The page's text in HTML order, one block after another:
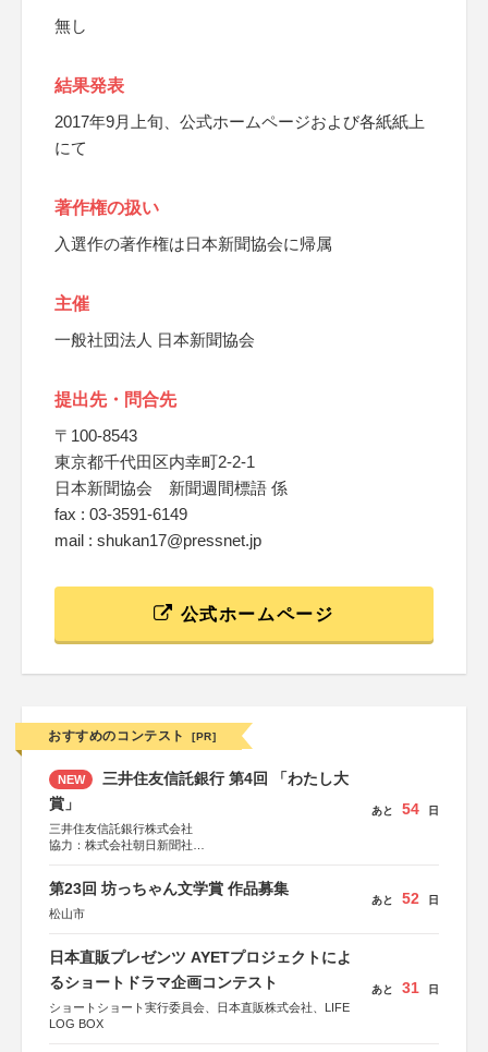
無し
結果発表
2017年9月上旬、公式ホームページおよび各紙紙上
にて
著作権の扱い
入選作の著作権は日本新聞協会に帰属
主催
一般社団法人 日本新聞協会
提出先・問合先
〒100-8543
東京都千代田区内幸町2-2-1
日本新聞協会 新聞週間標語 係
fax : 03-3591-6149
mail : shukan17@pressnet.jp
公式ホームページ
おすすめのコンテスト [PR]
NEW
三井住友信託銀行 第4回 「わたし大
賞」
三井住友信託銀行株式会社
協力：株式会社朝日新聞社
あと 54 日
第23回 坊っちゃん文学賞 作品募集
松山市
あと 52 日
日本直販プレゼンツ AYETプロジェクトによ
るショートドラマ企画コンテスト
ショートショート実行委員会、日本直販株式会社、LIFE
LOG BOX
あと 31 日